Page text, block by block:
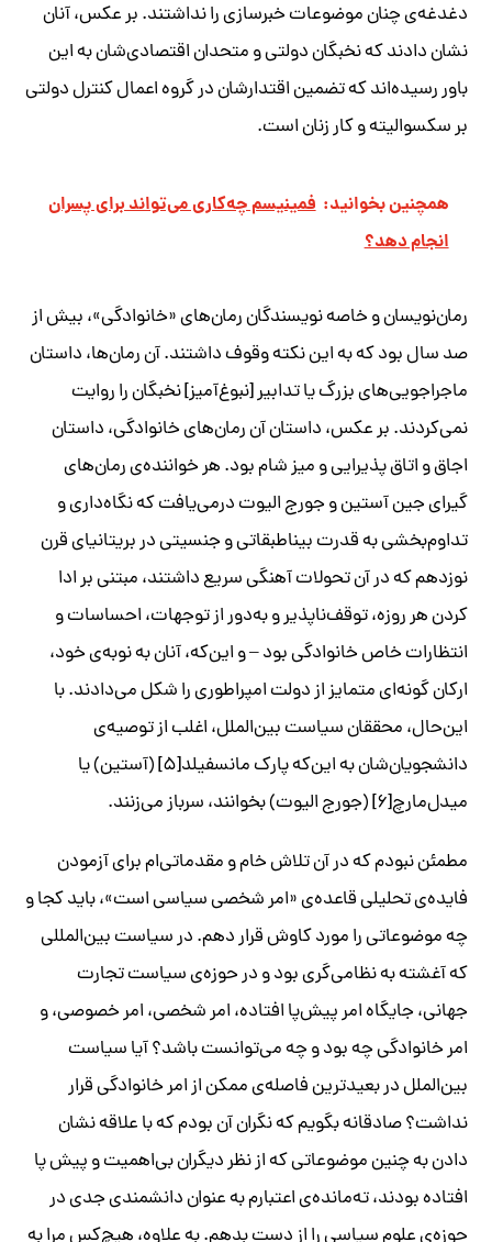
دغدغه‌ی چنان موضوعات خبرسازی را نداشتند. بر عکس، آنان
نشان دادند که نخبگان دولتی و متحدان اقتصادی‌شان به این
باور رسیده‌اند که تضمین اقتدارشان در گروه اعمال کنترل دولتی
بر سکسوالیته و کار زنان است.
همچنین بخوانید: فمینیسم چه‌کاری می‌تواند برای پسران
انجام دهد؟
رمان‌نویسان و خاصه نویسندگان رمان‌های «خانوادگی»، بیش از
صد سال بود که به این نکته وقوف داشتند. آن رمان‌ها، داستان
ماجراجویی‌های بزرگ یا تدابیر [نبوغ‌آمیز] نخبگان را روایت
نمی‌کردند. بر عکس، داستان آن رمان‌های خانوادگی، داستان
اجاق و اتاق پذیرایی و میز شام بود. هر خواننده‌ی رمان‌های
گیرای جین آستین و جورج الیوت درمی‌یافت که نگاه‌داری و
تداوم‌بخشی به قدرت بیناطبقاتی و جنسیتی در بریتانیای قرن
نوزدهم که در آن تحولات آهنگی سریع داشتند، مبتنی بر ادا
کردن هر روزه، توقف‌ناپذیر و به‌دور از توجهات، احساسات و
انتظارات خاص خانوادگی بود – و این‌که، آنان به نوبه‌ی خود،
ارکان گونه‌ای متمایز از دولت امپراطوری را شکل می‌دادند. با
این‌حال، محققان سیاست بین‌الملل، اغلب از توصیه‌ی
دانشجویان‌شان به این‌که پارک ‌مانسفیلد[۵] (آستین) یا
میدل‌مارچ[۶] (جورج الیوت) بخوانند، سرباز می‌زنند.
مطمئن نبودم که در آن تلاش خام و مقدماتی‌ام برای آزمودن
فایده‌ی تحلیلی قاعده‌ی «امر شخصی سیاسی است»، باید کجا و
چه موضوعاتی را مورد کاوش قرار دهم. در سیاست بین‌المللی
که آغشته به نظامی‌گری بود و در حوزه‌ی سیاست تجارت
جهانی‌، جایگاه امر پیش‌پا افتاده، امر شخصی، امر خصوصی، و
امر خانوادگی چه بود و چه می‌توانست باشد؟ آیا سیاست
بین‌الملل در بعیدترین فاصله‌ی ممکن از امر خانوادگی قرار
نداشت؟ صادقانه بگویم که نگران آن بودم که با علاقه نشان
دادن به چنین موضوعاتی که از نظر دیگران بی‌اهمیت و پیش پا
افتاده‌ بودند، ته‌مانده‌ی اعتبارم به عنوان دانشمندی جدی در